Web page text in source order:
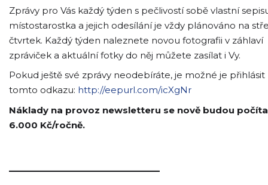
Zprávy pro Vás každý týden s pečlivostí sobě vlastní
místostarostka a jejich odesílání je vždy plánováno na
čtvrtek. Každý týden naleznete novou fotografii v záhlaví
zpráviček a aktuální fotky do něj můžete zasílat i Vy.
Pokud ještě své zprávy neodebíráte, je možné je přihlásit
tomto odkazu: http://eepurl.com/icXgNr
Náklady na provoz newsletteru se nově budou
6.000 Kč/ročně.
_____________________